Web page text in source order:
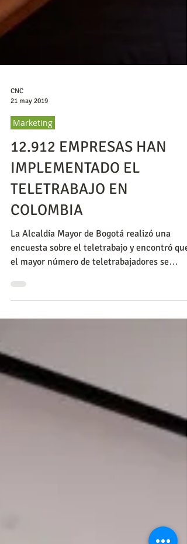
CNC
Marketing
12.912 EMPRESAS HAN
IMPLEMENTADO EL
TELETRABAJO EN
COLOMBIA
el mayor número de teletrabajadores se
concentran en la